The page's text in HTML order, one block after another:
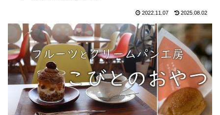
2022.11.07 2025.08.02